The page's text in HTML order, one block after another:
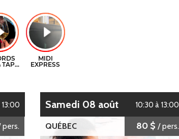
13:00
pers.
samedi 08 août 10:30 à 13:00
QUÉBEC 80 $ / pers.